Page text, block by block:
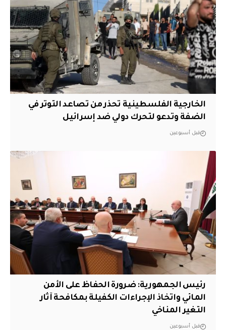
الخارجية الفلسطينية تحذر من تصاعد التوتر في
الضفة وتدعو لتحرك دولي ضد إسرائيل
قبل أسبوعين
رئيس الجمهورية: ضرورة الحفاظ على الأمن
المائي واتخاذ الإجراءات الكفيلة بمكافحة آثار
التغير المناخي
قبل أسبوعين